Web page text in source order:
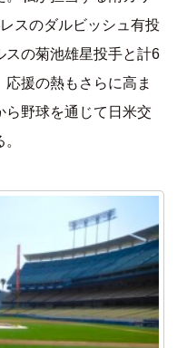
スのダルビッシュ有投
スの菊池雄星投手と計6
援の熱もさらに高ま
ら野球を通じて日米交